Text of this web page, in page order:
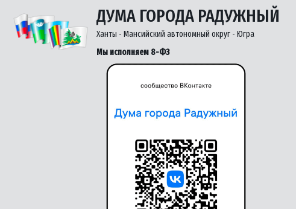
ДУМА ГОРОДА РАДУЖНЫЙ
Ханты - Мансийский автономный округ - Югра
Мы исполняем 8-ФЗ